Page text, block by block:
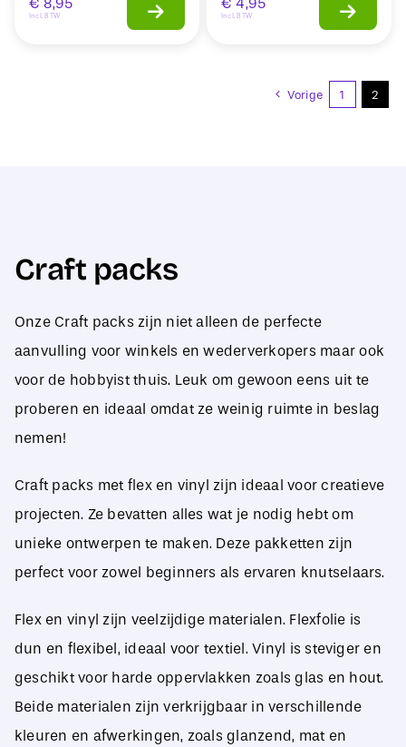
Incl. BTW Incl. BTW
Vorige 1 2
Craft packs
Onze Craft packs zijn niet alleen de perfecte
aanvulling voor winkels en wederverkopers maar ook
voor de hobbyist thuis. Leuk om gewoon eens uit te
proberen en ideaal omdat ze weinig ruimte in beslag
nemen!
Craft packs met flex en vinyl zijn ideaal voor creatieve
projecten. Ze bevatten alles wat je nodig hebt om
unieke ontwerpen te maken. Deze pakketten zijn
perfect voor zowel beginners als ervaren knutselaars.
Flex en vinyl zijn veelzijdige materialen. Flexfolie is
dun en flexibel, ideaal voor textiel. Vinyl is steviger en
geschikt voor harde oppervlakken zoals glas en hout.
Beide materialen zijn verkrijgbaar in verschillende
kleuren en afwerkingen, zoals glanzend, mat en